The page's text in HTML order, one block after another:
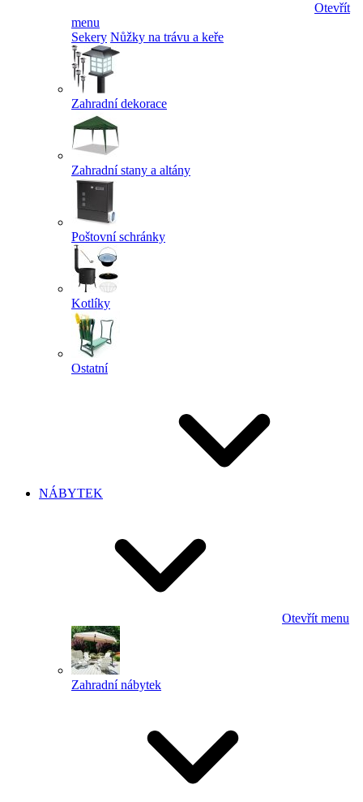
Otevřít
menu
Sekery Nůžky na trávu a keře
Zahradní dekorace
Zahradní stany a altány
Poštovní schránky
Kotlíky
Ostatní
NÁBYTEK
Otevřít menu
Zahradní nábytek